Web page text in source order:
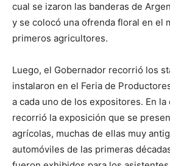
cual se izaron las banderas de
y se colocó una ofrenda floral en el
primeros agricultores.
Luego, el Gobernador recorrió los
instalaron en el Feria de
a cada uno de los expositores. En
recorrió la exposición que se
agrícolas, muchas de ellas muy
automóviles de las primeras